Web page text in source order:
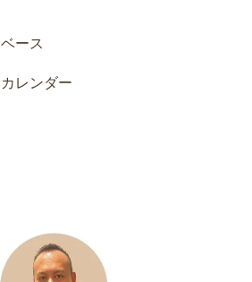
ース
レンダー